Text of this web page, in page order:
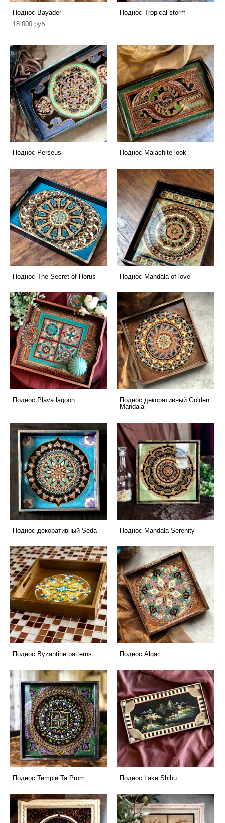
Поднос Bayader
18 000 pуб.
Поднос Tropical storm
Поднос Perseus Поднос Malachite look
Поднос The Secret of Horus Поднос Мandala of love
Поднос Plava lagoon
Поднос декоративный Golden
Mandala
Поднос декоративный Seda Поднос Mandala Serenity
Поднос Вyzantine patterns Поднос Algari
Поднос Temple Ta Prom Поднос Lake Shihu